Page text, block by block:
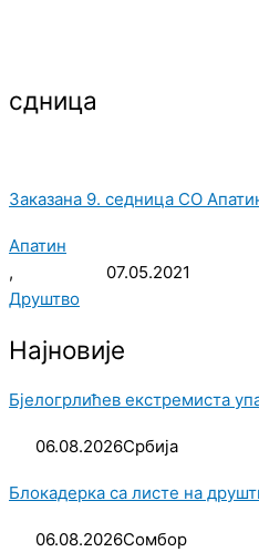
сдница
Заказана 9. седница СО
Апатин
,
Друштво
07.05.2021
Најновије
Бјелогрлићев екстремиста
06.08.2026Србија
Блокадерка са листе на
06.08.2026Сомбор